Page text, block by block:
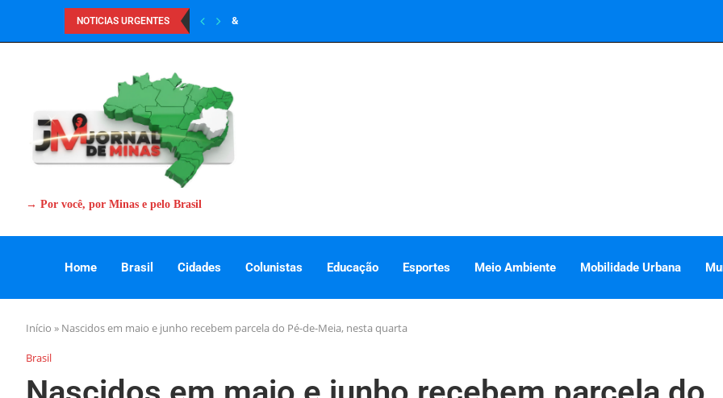
NOTICIAS URGENTES &
→ Por você, por Minas e pelo Brasil
Home Brasil Cidades Colunistas Educação Esportes Meio Ambiente Mobilidade Urbana
Início » Nascidos em maio e junho recebem parcela do Pé-de-Meia, nesta quarta
Brasil